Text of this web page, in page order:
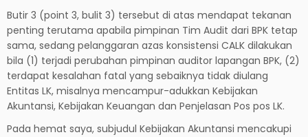
Butir 3 (point 3, bulit 3) tersebut di atas mendapat tekanan
penting terutama apabila pimpinan Tim Audit dari BPK tetap
sama, sedang pelanggaran azas konsistensi CALK dilakukan
bila (1) terjadi perubahan pimpinan auditor lapangan BPK, (2)
terdapat kesalahan fatal yang sebaiknya tidak diulang
Entitas LK, misalnya mencampur-adukkan Kebijakan
Akuntansi, Kebijakan Keuangan dan Penjelasan Pos pos LK.
Pada hemat saya, subjudul Kebijakan Akuntansi mencakupi